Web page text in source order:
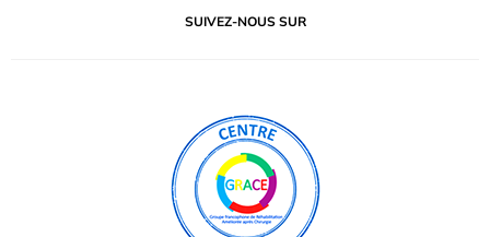
SUIVEZ-NOUS SUR